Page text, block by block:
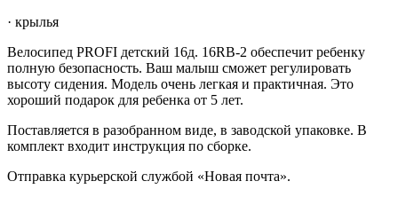
· крылья
Велосипед PROFI детский 16д. 16RB-2 обеспечит ребенку
полную безопасность. Ваш малыш сможет регулировать
высоту сидения. Модель очень легкая и практичная. Это
хороший подарок для ребенка от 5 лет.
Поставляется в разобранном виде, в заводской упаковке. В
комплект входит инструкция по сборке.
Отправка курьерской службой «Новая почта».